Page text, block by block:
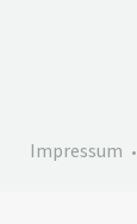
Impressum